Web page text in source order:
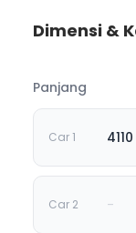
Dimensi &
Panjang
4110
-